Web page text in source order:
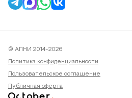
© АПНИ 2014-2026
Политика конфиденциальности
Пользовательское соглашение
Публичная оферта